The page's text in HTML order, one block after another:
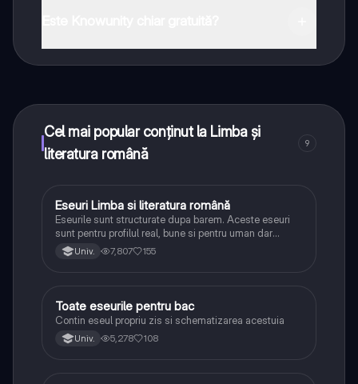
Cel mai popular conținut la Limba și
literatura română
9
Limba și literatura română
Eseuri Limba si literatura română
Eseurile sunt structurate dupa barem. Aceste eseuri
sunt pentru profilul real, bune si pentru uman dar
lipsesc relatiile dintre personaje si caracrerizarile.
Univ. 7,807 155
Limba și literatura română
Toate eseurile pentru bac
Contin eseul propriu zis si schematizarea acestuia
Univ. 5,278 108